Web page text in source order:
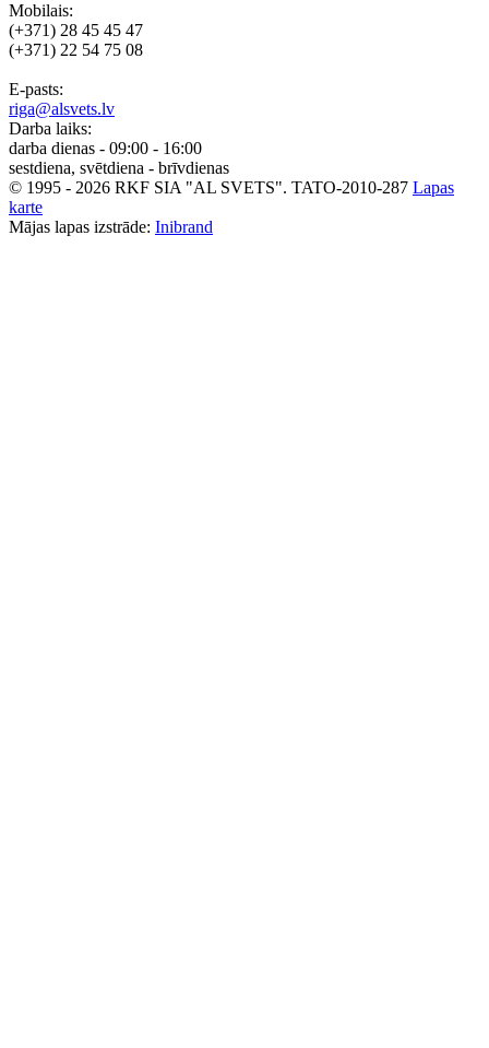
Mobilais:
(+371) 28 45 45 47
(+371) 22 54 75 08
E-pasts:
riga@alsvets.lv
Darba laiks:
darba dienas - 09:00 - 16:00
sestdiena, svētdiena - brīvdienas
© 1995 - 2026 RKF SIA "AL SVETS". TATO-2010-287 Lapas
karte
Mājas lapas izstrāde: Inibrand